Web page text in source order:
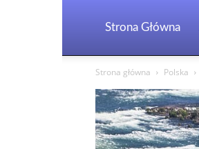
Strona Główna
Strona główna Polska